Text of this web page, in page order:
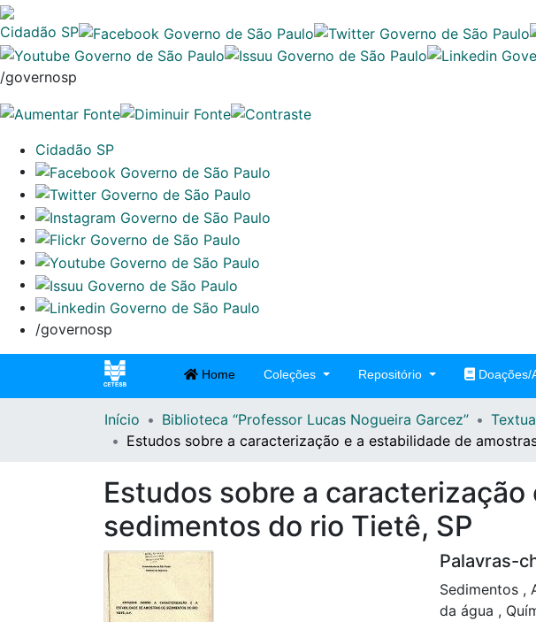
Cidadão SP
/governosp
Cidadão SP
/governosp
Home Coleções Repositório Doações/
Início Biblioteca “Professor Lucas Nogueira Garcez”
Estudos sobre a caracterização e a estabilidade de
Estudos sobre a
sedimentos do rio Tietê, SP
Palavras-
Sedimentos ,
da água ,